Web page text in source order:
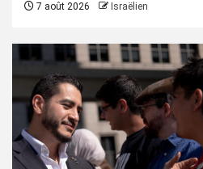
7 août 2026 Israëlien